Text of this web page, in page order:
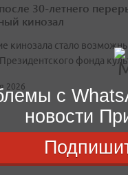
30-летнего
кинозал
кинозала стало
фонда
2026
балет Прокофьева
с
новости